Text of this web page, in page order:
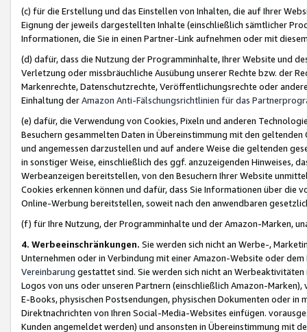
(c) für die Erstellung und das Einstellen von Inhalten, die auf Ihrer
Eignung der jeweils dargestellten Inhalte (einschließlich sämtlicher
Informationen, die Sie in einen Partner-Link aufnehmen oder mit
(d) dafür, dass die Nutzung der Programminhalte, Ihrer Website und
Verletzung oder missbräuchliche Ausübung unserer Rechte bzw. der
Markenrechte, Datenschutzrechte, Veröffentlichungsrechte oder
Einhaltung derAmazon Anti-Fälschungsrichtlinien für das
(e) dafür, die Verwendung von Cookies, Pixeln und anderen
Besuchern gesammelten Daten in Übereinstimmung mit den
und angemessen darzustellen und auf andere Weise die geltenden
in sonstiger Weise, einschließlich des ggf. anzuzeigenden Hinweises,
Werbeanzeigen bereitstellen, von den Besuchern Ihrer Website
Cookies erkennen können und dafür, dass Sie Informationen über die
Online-Werbung bereitstellen, soweit nach den anwendbaren
(f) für Ihre Nutzung, der Programminhalte und der Amazon-Marken,
4. Werbeeinschränkungen. Sie werden sich nicht an Werbe-,
Unternehmen oder in Verbindung mit einer Amazon-Website oder
Vereinbarung gestattet sind. Sie werden sich nicht an
Logos von uns oder unseren Partnern (einschließlich Amazon-
E-Books, physischen Postsendungen, physischen Dokumenten oder in
Direktnachrichten von Ihren Social-Media-Websites einfügen.
Kunden angemeldet werden) und ansonsten in Übereinstimmung mit